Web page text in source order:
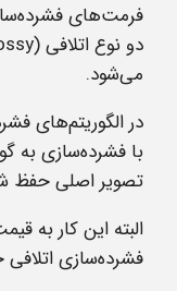
فرمت‌های
دو نوع اتلافی
می‌شود.
در الگوریتم‌های
با فشرده‌سازی به
تصویر اصلی حفظ
البته این کار به
فشرده‌سازی اتلافی